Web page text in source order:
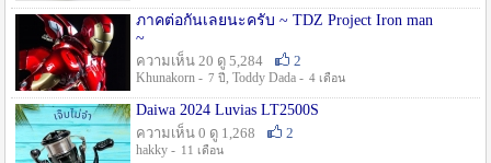
ภาคต่อกันเลยนะครับ ~ TDZ Project Iron man
~
ความเห็น 20 ดู 5,284
2
Khunakorn - 7 ปี , Toddy Dada - 4 เดือน
Daiwa 2024 Luvias LT2500S
ความเห็น 0 ดู 1,268
2
hakky - 11 เดือน